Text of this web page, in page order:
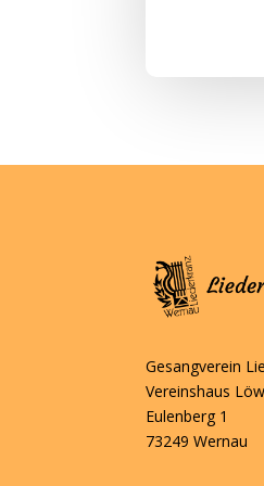
Gesangverein
Vereinshaus
Eulenberg 1
73249 Wernau